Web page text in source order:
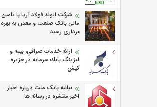
شرکت الوند فولاد آریا با تامین
مالی بانک صنعت و معدن به بهره
برداری رسید
ارائه خدمات صرافي، بيمه و
ليزينگ بانك سرمايه در جزيره
كيش
بیانیه بانک ملت درباره اخبار
اخیر منتشره در رسانه ها